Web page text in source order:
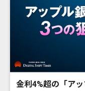
金利4%超の「ア